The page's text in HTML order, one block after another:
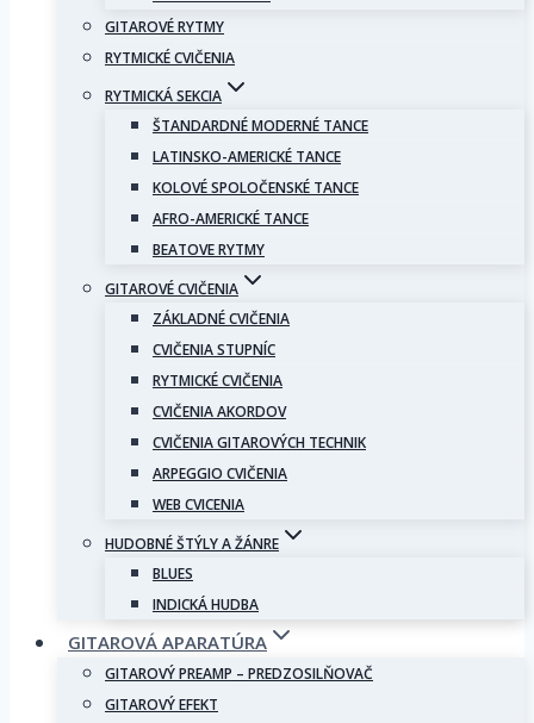
GITAROVÉ RYTMY
RYTMICKÉ CVIČENIA
RYTMICKÁ SEKCIA
ŠTANDARDNÉ MODERNÉ TANCE
LATINSKO-AMERICKÉ TANCE
KOLOVÉ SPOLOČENSKÉ TANCE
AFRO-AMERICKÉ TANCE
BEATOVE RYTMY
GITAROVÉ CVIČENIA
ZÁKLADNÉ CVIČENIA
CVIČENIA STUPNÍC
RYTMICKÉ CVIČENIA
CVIČENIA AKORDOV
CVIČENIA GITAROVÝCH TECHNIK
ARPEGGIO CVIČENIA
WEB CVICENIA
HUDOBNÉ ŠTÝLY A ŽÁNRE
BLUES
INDICKÁ HUDBA
GITAROVÁ APARATÚRA
GITAROVÝ PREAMP – PREDZOSILŇOVAČ
GITAROVÝ EFEKT